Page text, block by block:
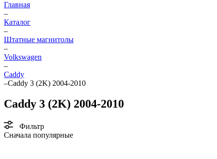
Главная
–
Каталог
–
Штатные магнитолы
–
Volkswagen
–
Caddy
–Caddy 3 (2K) 2004-2010
Caddy 3 (2K) 2004-2010
Фильтр
Сначала популярные